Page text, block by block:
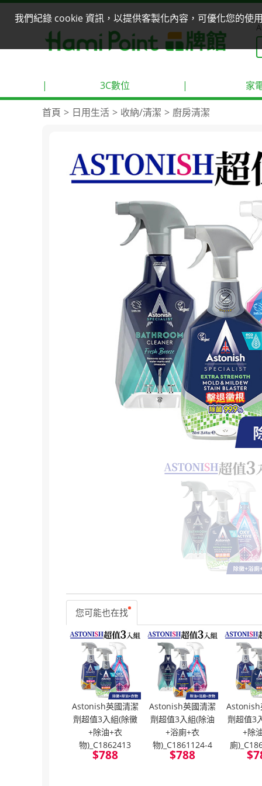
我們紀錄 cookie 資訊，以提供客製化內容，可優化您的使
| 3C數位 | 家
首頁 日用生活 收納/清潔 廚房清潔
您可能也在找
Astonish英國清潔
劑超值3入組(除黴
+除油+衣
物)_C1862413
$788
Astonish英國清潔
劑超值3入組(除油
+浴廁+衣
物)_C1861124-4
$788
Astonish
劑超值3
+除
廁
$